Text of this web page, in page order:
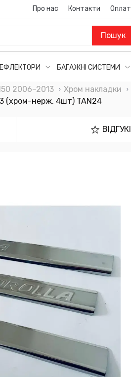
Про нас Контакти
Пошук
БАГАЖНІ СИСТЕМИ
2006–2013 Хром накладки
(хром-нерж, 4шт) TAN24